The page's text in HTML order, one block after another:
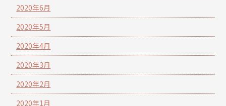
2020年6月
2020年5月
2020年4月
2020年3月
2020年2月
2020年1月